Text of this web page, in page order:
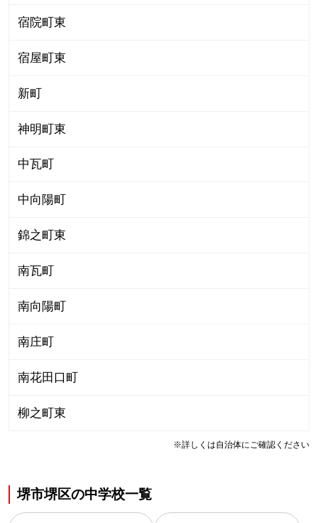
宿院町東
宿屋町東
新町
神明町東
中瓦町
中向陽町
錦之町東
南瓦町
南向陽町
南庄町
南花田口町
柳之町東
※詳しくは自治体にご確認ください
堺市堺区の中学校一覧